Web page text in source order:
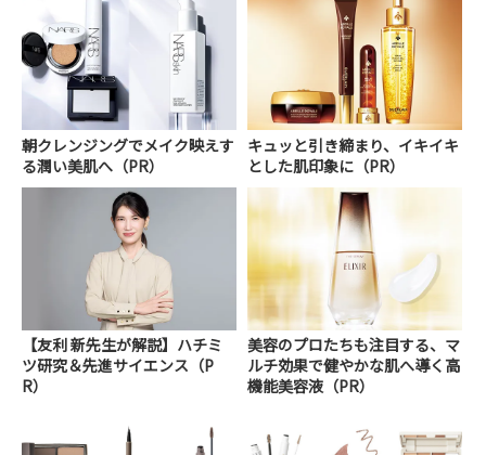
朝クレンジングでメイク映えす
る潤い美肌へ（PR）
キュッと引き締まり、イキイキ
とした肌印象に（PR）
【友利 新先生が解説】ハチミ
ツ研究＆先進サイエンス（P
R）
美容のプロたちも注目する、マ
ルチ効果で健やかな肌へ導く高
機能美容液（PR）